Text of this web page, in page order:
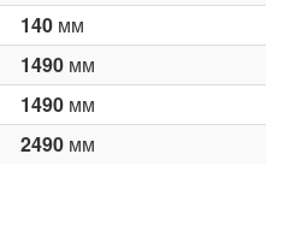
140 мм
1490 мм
1490 мм
2490 мм